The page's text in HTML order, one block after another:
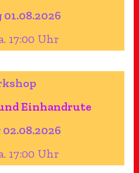
01.08.2026
17:00 Uhr
Einhandrute
17:00 Uhr